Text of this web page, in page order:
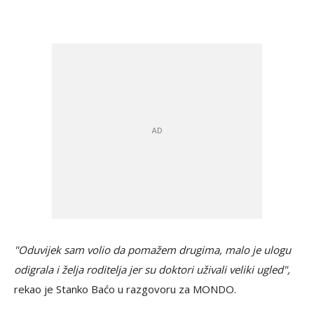
"Oduvijek sam volio da pomažem drugima, malo je ulogu
odigrala i želja roditelja jer su doktori uživali veliki ugled",
rekao je Stanko Baćo u razgovoru za MONDO.